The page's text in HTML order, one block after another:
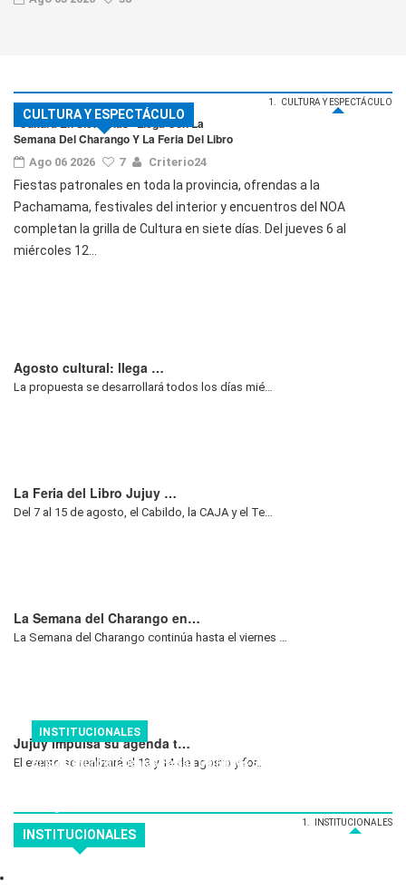
CULTURA Y ESPECTÁCULO
CULTURA Y ESPECTÁCULO
"Cultura En Siete Días" Llega Con La
Semana Del Charango Y La Feria Del Libro
Ago 06 2026 7
CULTURA Y ESPECTÁCULO
Criterio24
Fiestas patronales en toda la provincia, ofrendas a la
Pachamama, festivales del interior y encuentros del NOA
completan la grilla de Cultura en siete días. Del jueves 6 al
miércoles 12...
Agosto cultural: llega …
La propuesta se desarrollará todos los días mié…
La Feria del Libro Jujuy …
Del 7 al 15 de agosto, el Cabildo, la CAJA y el Te…
La Semana del Charango en…
La Semana del Charango continúa hasta el viernes …
Jujuy impulsa su agenda t…
El evento se realizará el 13 y 14 de agosto y for…
INSTITUCIONALES
INSTITUCIONALES
El ISJ Denuncia Cuentas Falsas De Redes Sociales Que Ofrecen
INSTITUCIONALES